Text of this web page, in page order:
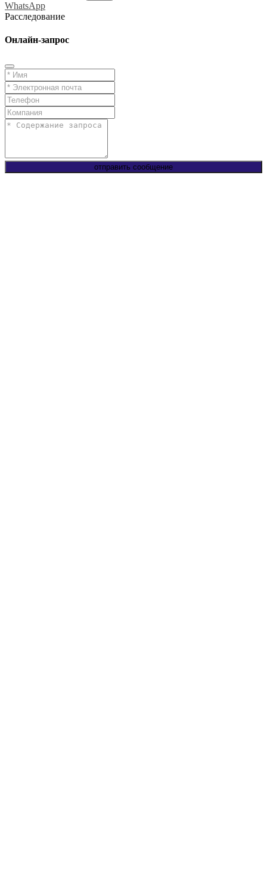
WhatsApp
Расследование
Онлайн-запрос
отправить сообщение